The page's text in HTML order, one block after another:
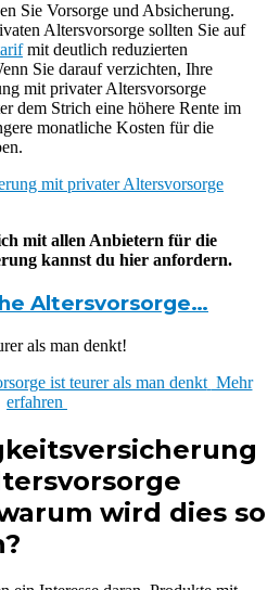
Sie Vorsorge und Absicherung.
Altersvorsorge sollten Sie auf
mit deutlich reduzierten
Sie darauf verzichten, Ihre
mit privater Altersvorsorge
dem Strich eine höhere Rente im
monatliche Kosten für die
mit allen Anbietern für die
kannst du hier anfordern.
Altersvorsorge…
als man denkt!
Mehr
erfahren
wird dies so